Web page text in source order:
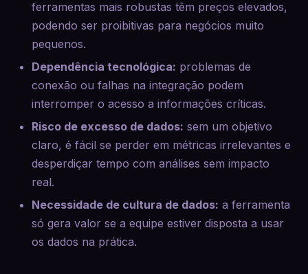
ferramentas mais robustas têm preços elevados,
podendo ser proibitivas para negócios muito
pequenos.
Dependência tecnológica: problemas de
conexão ou falhas na integração podem
interromper o acesso a informações críticas.
Risco de excesso de dados: sem um objetivo
claro, é fácil se perder em métricas irrelevantes e
desperdiçar tempo com análises sem impacto
real.
Necessidade de cultura de dados: a ferramenta
só gera valor se a equipe estiver disposta a usar
os dados na prática.